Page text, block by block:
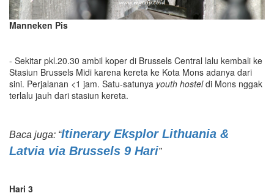
Manneken Pis
- Sekitar pkl.20.30 ambil koper di Brussels Central lalu kembali ke
Stasiun Brussels Midi karena kereta ke Kota Mons adanya dari
sini. Perjalanan <1 jam. Satu-satunya youth hosteldi Mons nggak
terlalu jauh dari stasiun kereta.
Baca juga: “Itinerary Eksplor Lithuania &
Latvia via Brussels 9 Hari”
Hari 3